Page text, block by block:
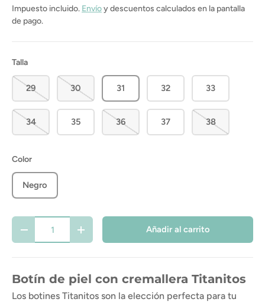
Impuesto incluido. Envíoy descuentos calculados en la pantalla
de pago.
Talla
29 30 31 32 33
34 35 36 37 38
Color
Negro
- + Añadir al carrito
Botín de piel con cremallera Titanitos
Los botines Titanitos son la elección perfecta para tu